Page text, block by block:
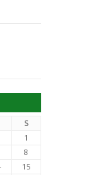
S
1
8
15